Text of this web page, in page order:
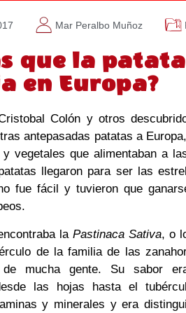
Mar Peralbo Muñoz
que la
en Europa?
Colón y otros
antepasadas patatas a
vegetales que alimentaban a
llegaron para ser las
fue fácil y tuvieron que
laPastinaca Sativa, o
de la familia de las
de mucha gente. Su sabor
las hojas hasta el
y minerales y era